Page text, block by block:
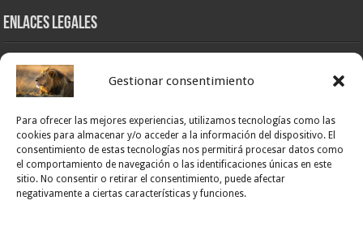
Gestionar consentimiento
Para ofrecer las mejores experiencias, utilizamos tecnologías como las
cookies para almacenar y/o acceder a la información del dispositivo. El
consentimiento de estas tecnologías nos permitirá procesar datos como
el comportamiento de navegación o las identificaciones únicas en este
sitio. No consentir o retirar el consentimiento, puede afectar
negativamente a ciertas características y funciones.
Enlaces Legales
Nuestra Esencia
Pulso Global
POLÍTICA DE PRIVACIDAD – NOTICIAS PONCE OFICIAL
TÉRMINOS Y CONDICIONES – NOTICIAS PONCE OFICIAL
Opt-out preferences